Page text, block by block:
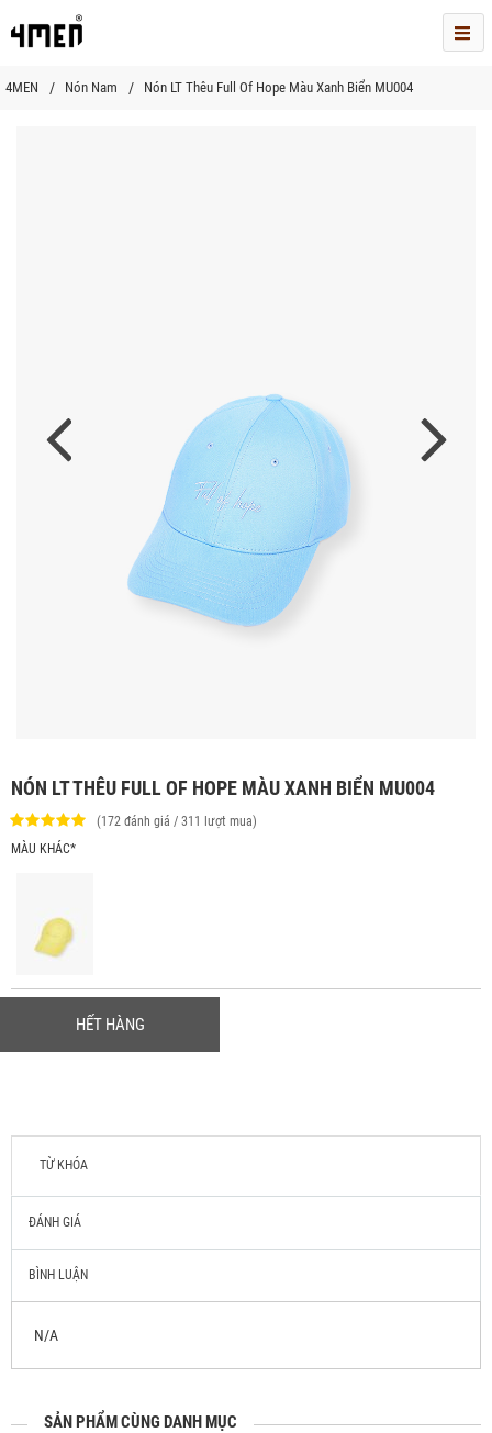
4MEN Nón Nam Nón LT Thêu Full Of Hope Màu Xanh Biển MU004
NÓN LT THÊU FULL OF HOPE MÀU XANH BIỂN MU004
(172 đánh giá / 311 lượt mua)
MÀU KHÁC*
HẾT HÀNG
TỪ KHÓA
ĐÁNH GIÁ
BÌNH LUẬN
N/A
SẢN PHẨM CÙNG DANH MỤC